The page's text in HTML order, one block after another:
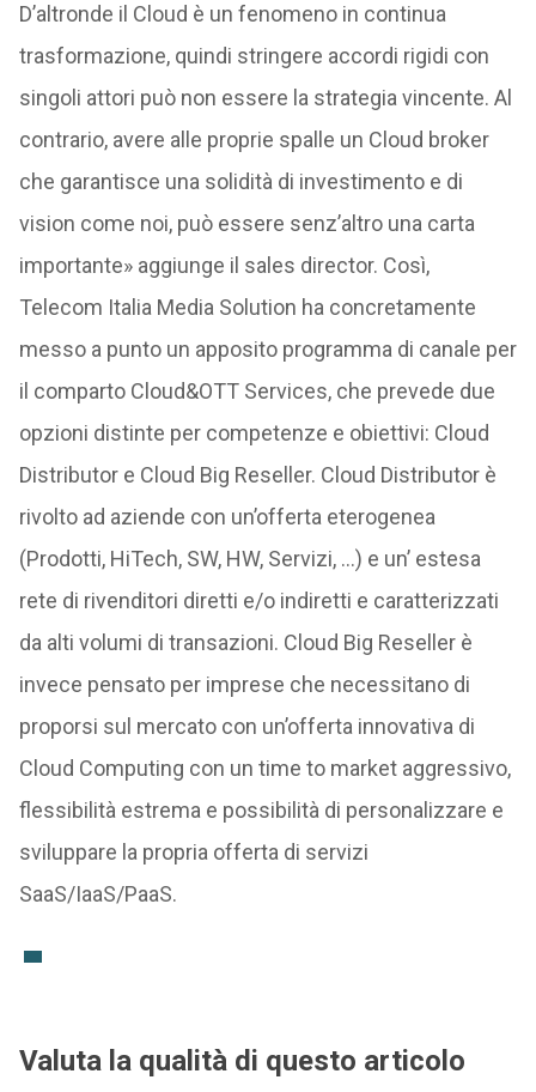
D’altronde il Cloud è un fenomeno in continua
trasformazione, quindi stringere accordi rigidi con
singoli attori può non essere la strategia vincente. Al
contrario, avere alle proprie spalle un Cloud broker
che garantisce una solidità di investimento e di
vision come noi, può essere senz’altro una carta
importante» aggiunge il sales director. Così,
Telecom Italia Media Solution ha concretamente
messo a punto un apposito programma di canale per
il comparto Cloud&OTT Services, che prevede due
opzioni distinte per competenze e obiettivi: Cloud
Distributor e Cloud Big Reseller. Cloud Distributor è
rivolto ad aziende con un’offerta eterogenea
(Prodotti, HiTech, SW, HW, Servizi, …) e un’ estesa
rete di rivenditori diretti e/o indiretti e caratterizzati
da alti volumi di transazioni. Cloud Big Reseller è
invece pensato per imprese che necessitano di
proporsi sul mercato con un’offerta innovativa di
Cloud Computing con un time to market aggressivo,
flessibilità estrema e possibilità di personalizzare e
sviluppare la propria offerta di servizi
SaaS/IaaS/PaaS.
Valuta la qualità di questo articolo